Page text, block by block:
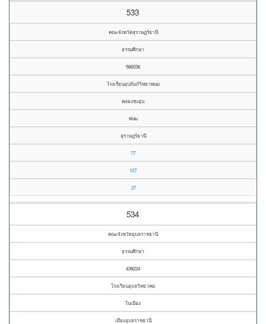
533
คณะจังหวัดสุราษฎร์ธานี
ธรรมศึกษา
566036
โรงเรียนอุปถัมภ์วิทยาพนม
คลองชะอุ่น
พนม
สุราษฎร์ธานี
77
127
37
534
คณะจังหวัดอุบลราชธานี
ธรรมศึกษา
438224
โรงเรียนอุบลวิทยาคม
ในเมือง
เมืองอุบลราชธานี